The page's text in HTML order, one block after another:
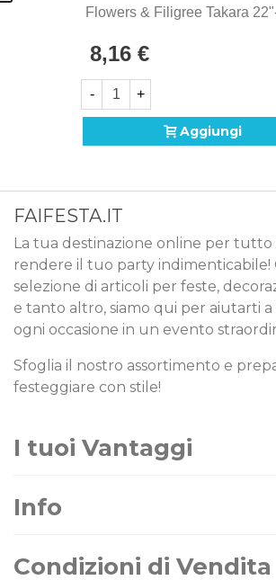
Flowers & Filigree Takara
8,16 €
- +
Aggiungi
FAIFESTA.IT
La tua destinazione online per tutto
rendere il tuo party indimenticabile!
selezione di articoli per feste,
e tanto altro, siamo qui per aiutarti
ogni occasione in un evento
Sfoglia il nostro assortimento e
festeggiare con stile!
I tuoi Vantaggi
Info
Condizioni di Vendita